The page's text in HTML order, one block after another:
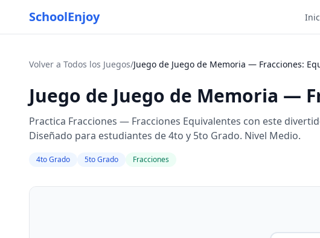
SchoolEnjoy
Volver a Todos los Juegos/Juego de Juego de Memoria — Fracciones:
Juego de Juego de Memoria —
Practica Fracciones — Fracciones Equivalentes con este
Diseñado para estudiantes de 4to y 5to Grado. Nivel Medio.
4to Grado 5to Grado Fracciones